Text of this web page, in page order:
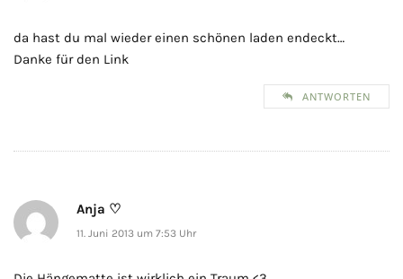
da hast du mal wieder einen schönen laden endeckt…
Danke für den Link
ANTWORTEN
Anja ♡
11. Juni 2013 um 7:53 Uhr